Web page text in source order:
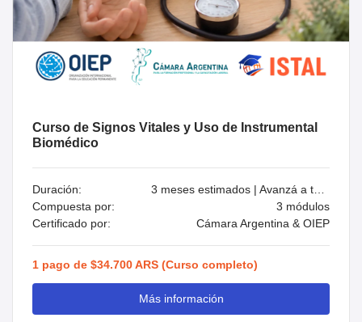
Curso de Signos Vitales y Uso de Instrumental
Biomédico
Duración:
Compuesta por:
3 módulos
Certificado por:
Cámara Argentina & OIEP
1 pago de $34.700 ARS (Curso completo)
Más información